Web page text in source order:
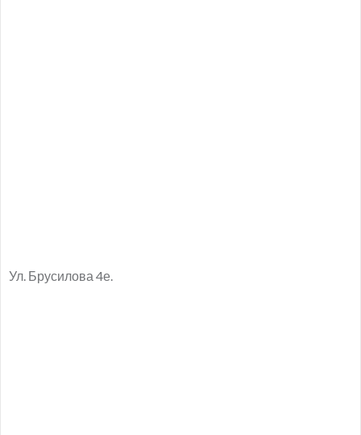
Ул. Брусилова 4е.